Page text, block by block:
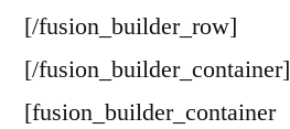
[/fusion_builder_row]
[/fusion_builder_container]
[fusion_builder_container